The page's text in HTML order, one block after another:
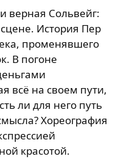
верная Сольвейг:
История Пер
променявшего
В погоне
всё на своем пути,
ли для него путь
Хореография
красотой.